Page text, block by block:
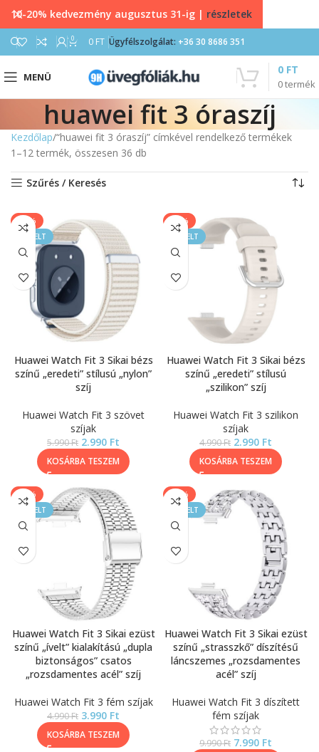
0 0 FT Ügyfélszolgálat: +36 30 8686 351
MENÜ
0termék
0 FT
huawei fit 3 óraszíj
Kezdőlap “huawei fit 3 óraszíj” címkével rendelkező termékek
1–12 termék, összesen 36 db
Szűrés / Keresés
-50%
KIEMELT
Huawei Watch Fit 3 Sikai bézs
színű „eredeti” stílusú „nylon”
szíj
Huawei Watch Fit 3 szövet
szíjak
5.990Ft 2.990 Ft
KOSÁRBA TESZEM
-40%
KIEMELT
Huawei Watch Fit 3 Sikai bézs
színű „eredeti” stílusú
„szilikon” szíj
Huawei Watch Fit 3 szilikon
szíjak
4.990Ft 2.990 Ft
KOSÁRBA TESZEM
-20%
KIEMELT
Huawei Watch Fit 3 Sikai ezüst
színű „ívelt” kialakítású „dupla
biztonságos” csatos
„rozsdamentes acél” szíj
Huawei Watch Fit 3 fém szíjak
4.990Ft 3.990 Ft
KOSÁRBA TESZEM
-20%
KIEMELT
Huawei Watch Fit 3 Sikai ezüst
színű „strasszkő” díszítésű
láncszemes „rozsdamentes
acél” szíj
Huawei Watch Fit 3 díszített
fém szíjak
9.990Ft 7.990 Ft
10-20% kedvezmény augusztus 31-ig | részletek